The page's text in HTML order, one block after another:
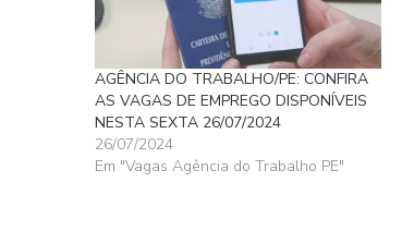
AGÊNCIA DO TRABALHO/PE: CONFIRA
AS VAGAS DE EMPREGO DISPONÍVEIS
NESTA SEXTA 26/07/2024
26/07/2024
Em "Vagas Agência do Trabalho PE"